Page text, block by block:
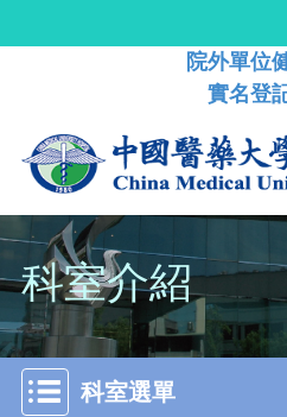
院外單位
實名登
科室介紹
科室選單